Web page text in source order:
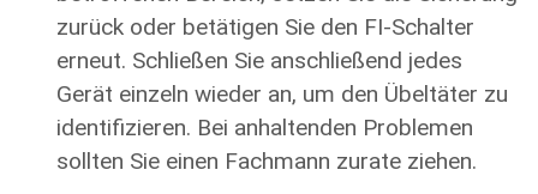
zurück oder betätigen Sie den FI-Schalter
erneut. Schließen Sie anschließend jedes
Gerät einzeln wieder an, um den Übeltäter zu
identifizieren. Bei anhaltenden Problemen
sollten Sie einen Fachmann zurate ziehen.